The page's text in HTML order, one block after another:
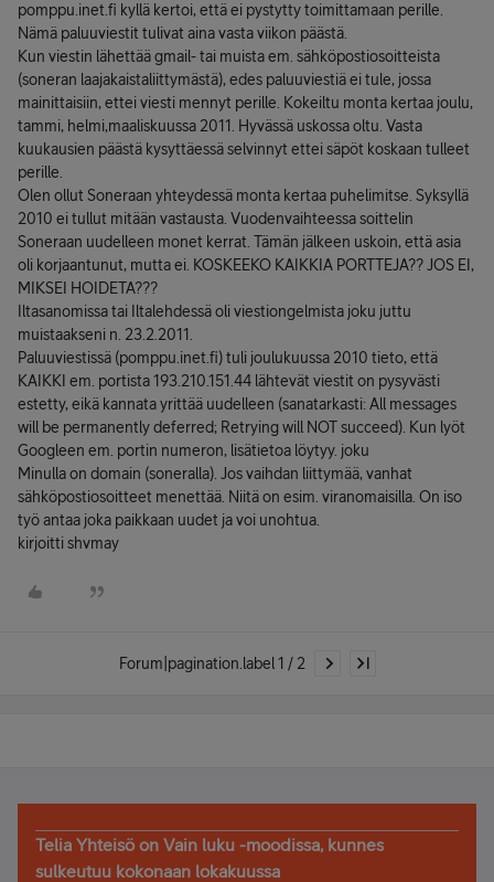
pomppu.inet.fi kyllä kertoi, että ei pystytty toimittamaan perille.
Nämä paluuviestit tulivat aina vasta viikon päästä.
Kun viestin lähettää gmail- tai muista em. sähköpostiosoitteista
(soneran laajakaistaliittymästä), edes paluuviestiä ei tule, jossa
mainittaisiin, ettei viesti mennyt perille. Kokeiltu monta kertaa joulu,
tammi, helmi,maaliskuussa 2011. Hyvässä uskossa oltu. Vasta
kuukausien päästä kysyttäessä selvinnyt ettei säpöt koskaan tulleet
perille.
Olen ollut Soneraan yhteydessä monta kertaa puhelimitse. Syksyllä
2010 ei tullut mitään vastausta. Vuodenvaihteessa soittelin
Soneraan uudelleen monet kerrat. Tämän jälkeen uskoin, että asia
oli korjaantunut, mutta ei. KOSKEEKO KAIKKIA PORTTEJA?? JOS EI,
MIKSEI HOIDETA???
Iltasanomissa tai Iltalehdessä oli viestiongelmista joku juttu
muistaakseni n. 23.2.2011.
Paluuviestissä (pomppu.inet.fi) tuli joulukuussa 2010 tieto, että
KAIKKI em. portista 193.210.151.44 lähtevät viestit on pysyvästi
estetty, eikä kannata yrittää uudelleen (sanatarkasti: All messages
will be permanently deferred; Retrying will NOT succeed). Kun lyöt
Googleen em. portin numeron, lisätietoa löytyy. joku
Minulla on domain (soneralla). Jos vaihdan liittymää, vanhat
sähköpostiosoitteet menettää. Niitä on esim. viranomaisilla. On iso
työ antaa joka paikkaan uudet ja voi unohtua.
kirjoitti shvmay
Forum|pagination.label 1 / 2
Telia Yhteisö on Vain luku -moodissa, kunnes
sulkeutuu kokonaan lokakuussa